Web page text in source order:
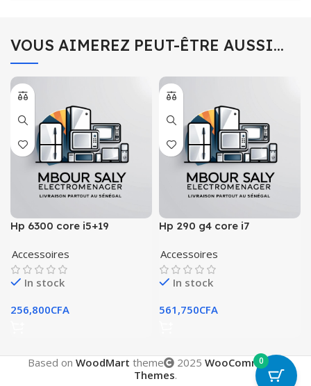
VOUS AIMEREZ PEUT-ÊTRE AUSSI…
Hp 6300 core i5+19
Accessoires
In stock
256,800CFA
Hp 290 g4 core i7
Accessoires
In stock
561,750CFA
Based on WoodMart theme 2025 WooCommerce
Themes.
0